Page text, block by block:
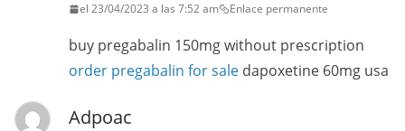
el 23/04/2023 a las 7:52 am Enlace permanente
buy pregabalin 150mg without prescription
order pregabalin for sale dapoxetine 60mg usa
Adpoac